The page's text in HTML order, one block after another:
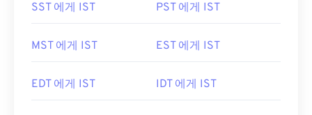
SST 에게 IST PST 에게 IST
MST 에게 IST EST 에게 IST
EDT 에게 IST IDT 에게 IST